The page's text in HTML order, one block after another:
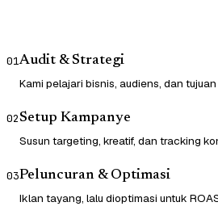
01Audit & Strategi
Kami pelajari bisnis, audiens, dan
02Setup Kampanye
Susun targeting, kreatif, dan tracking
03Peluncuran & Optimasi
Iklan tayang, lalu dioptimasi untuk